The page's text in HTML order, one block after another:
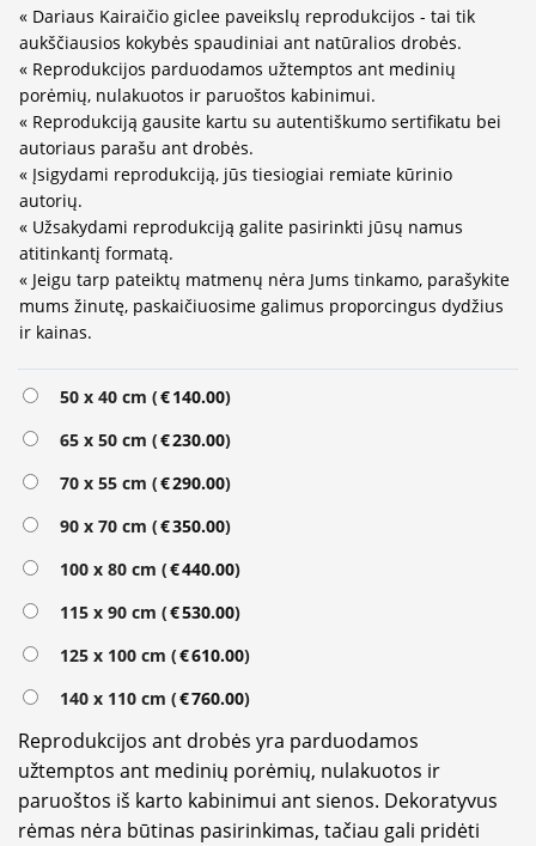
« Dariaus Kairaičio giclee paveikslų reprodukcijos - tai tik
aukščiausios kokybės spaudiniai ant natūralios drobės.
« Reprodukcijos parduodamos užtemptos ant medinių
porėmių, nulakuotos ir paruoštos kabinimui.
« Reprodukciją gausite kartu su autentiškumo sertifikatu bei
autoriaus parašu ant drobės.
« Įsigydami reprodukciją, jūs tiesiogiai remiate kūrinio
autorių.
« Užsakydami reprodukciją galite pasirinkti jūsų namus
atitinkantį formatą.
« Jeigu tarp pateiktų matmenų nėra Jums tinkamo, parašykite
mums žinutę, paskaičiuosime galimus proporcingus dydžius
ir kainas.
50 x 40 cm (€140.00)
65 x 50 cm (€230.00)
70 x 55 cm (€290.00)
90 x 70 cm (€350.00)
100 x 80 cm (€440.00)
115 x 90 cm (€530.00)
125 x 100 cm (€610.00)
140 x 110 cm (€760.00)
Reprodukcijos ant drobės yra parduodamos
užtemptos ant medinių porėmių, nulakuotos ir
paruoštos iš karto kabinimui ant sienos. Dekoratyvus
rėmas nėra būtinas pasirinkimas, tačiau gali pridėti
Alternative: